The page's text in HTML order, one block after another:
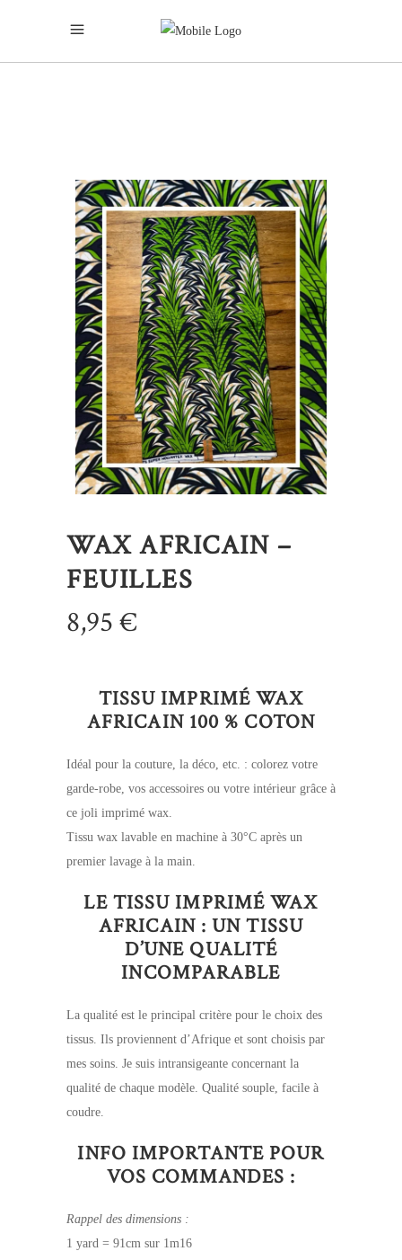
WAX AFRICAIN –
FEUILLES
8,95€
TISSU IMPRIMÉ WAX
AFRICAIN 100 % COTON
Idéal pour la couture, la déco, etc. : colorez votre
garde-robe, vos accessoires ou votre intérieur grâce à
ce joli imprimé wax.
Tissu wax lavable en machine à 30°C après un
premier lavage à la main.
LE TISSU IMPRIMÉ WAX
AFRICAIN : UN TISSU
D’UNE QUALITÉ
INCOMPARABLE
La qualité est le principal critère pour le choix des
tissus. Ils proviennent d’Afrique et sont choisis par
mes soins. Je suis intransigeante concernant la
qualité de chaque modèle. Qualité souple, facile à
coudre.
INFO IMPORTANTE POUR
VOS COMMANDES :
Rappel des dimensions :
1 yard = 91cm sur 1m16